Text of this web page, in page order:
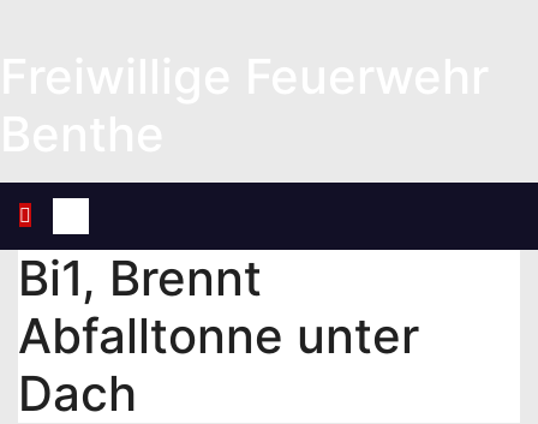
Bi1, Brennt
Abfalltonne unter
Dach